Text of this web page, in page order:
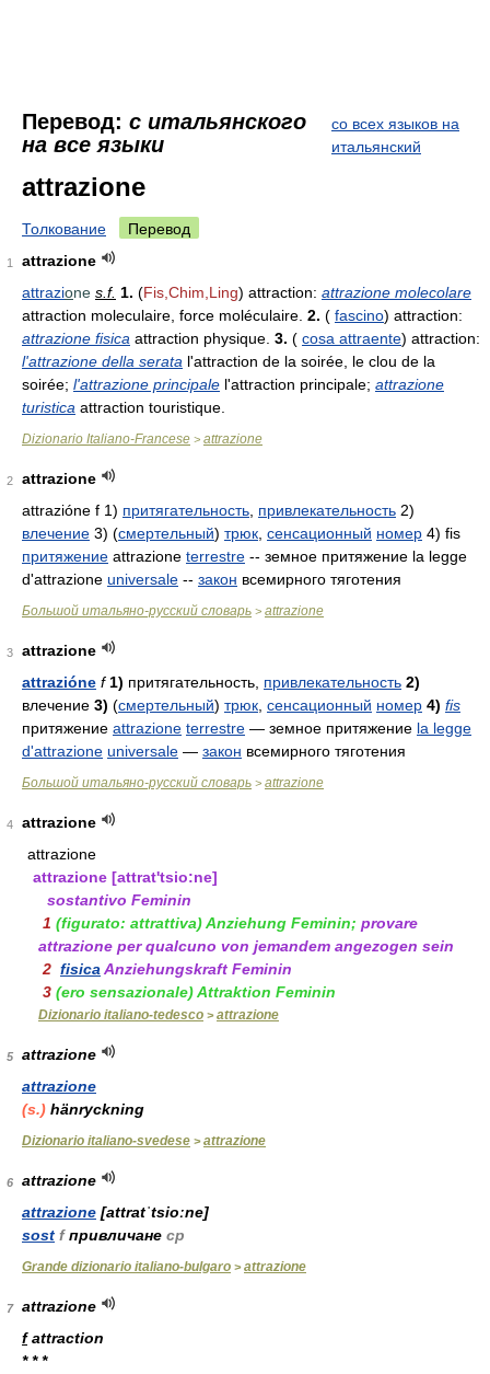
Перевод: с итальянского
на все языки
со всех языков на
итальянский
attrazione
Толкование Перевод
1
attrazione
attrazione s.f. 1. (Fis,Chim,Ling) attraction: attrazione molecolare
attraction moleculaire, force moléculaire. 2. ( fascino) attraction:
attrazione fisica attraction physique. 3. ( cosa attraente) attraction:
l'attrazione della serata l'attraction de la soirée, le clou de la
soirée; l'attrazione principale l'attraction principale; attrazione
turistica attraction touristique.
Dizionario Italiano-Francese > attrazione
2
attrazione
attrazióne f 1) притягательность привлекательность 2)
влечение 3) (смертельный) трюк сенсационный номер 4) fis
притяжение attrazione terrestre -- земное притяжение la legge
d'attrazione universale -- закон всемирного тяготения
Большой итальяно-русский словарь > attrazione
3
attrazione
attrazióne f 1) притягательность, привлекательность 2)
влечение 3) (смертельный) трюк сенсационный номер 4) fis
притяжение attrazione terrestre — земное притяжение la legge
d'attrazione universale — закон всемирного тяготения
Большой итальяно-русский словарь > attrazione
4
attrazione
attrazione
attrazione [attrat'tsio:ne]
sostantivo Feminin
1 (figurato: attrattiva)Anziehung Feminin; provare
attrazione per qualcuno von jemandem angezogen sein
2 fisica Anziehungskraft Feminin
3 (ero sensazionale)Attraktion Feminin
Dizionario italiano-tedesco >attrazione
5
attrazione
attrazione
(s.) hänryckning
Dizionario italiano-svedese >attrazione
6
attrazione
attrazione [attratˈtsioːne]
sost fпривличане ср
Grande dizionario italiano-bulgaro >attrazione
7
attrazione
fattraction
* * *